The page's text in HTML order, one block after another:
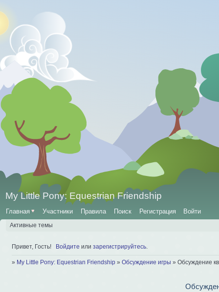
My Little Pony: Equestrian Friendship
Главная ♥ Участники Правила Поиск Регистрация Войти
Активные темы
Привет, Гость! Войдите или зарегистрируйтесь
» My Little Pony: Equestrian Friendship » Обсуждение игры » Обсуждение